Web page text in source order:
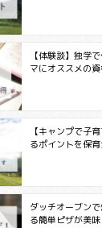
【体験談】独学
マにオススメの
【キャンプで子
るポイントを保育
ダッチオーブン
る簡単ピザが美味